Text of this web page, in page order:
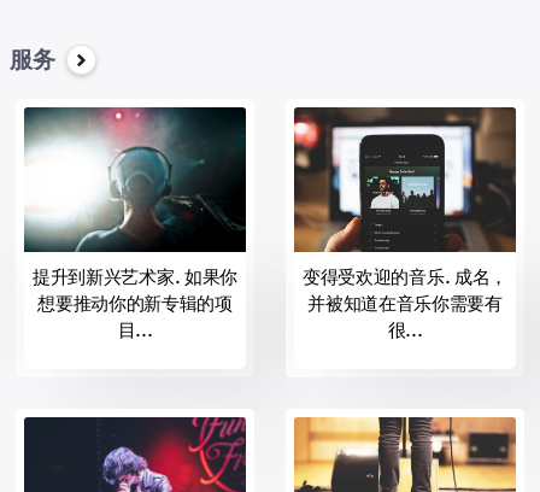
世纪媒体
哥伦比亚的纳什维尔
通过哥伦比亚的记录
后代的记录；
Disruptor记录；
必要的记录；
<他们>疯狂的记录；
傻瓜记录
遗留记录
服务
提升到新兴艺术家. 如果你
想要推动你的新专辑的项
目...
变得受欢迎的音乐. 成名，
并被知道在音乐你需要有
很...